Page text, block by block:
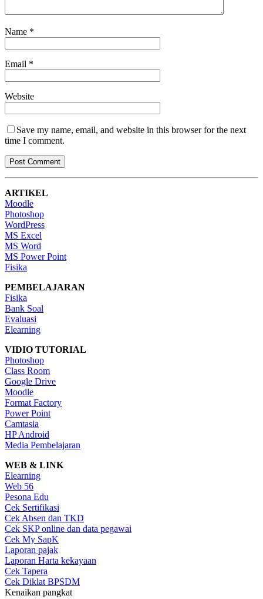
Name *
Email *
Website
Save my name, email, and website in this browser for the next
time I comment.
ARTIKEL
Moodle
Photoshop
WordPress
MS Excel
MS Word
MS Power Point
Fisika
PEMBELAJARAN
Fisika
Bank Soal
Evaluasi
Elearning
VIDIO TUTORIAL
Photoshop
Class Room
Google Drive
Moodle
Format Factory
Power Point
Camtasia
HP Android
Media Pembelajaran
WEB & LINK
Elearning
Web 56
Pesona Edu
Cek Sertifikasi
Cek Absen dan TKD
Cek SKP online dan data pegawai
Cek My SapK
Laporan pajak
Laporan Harta kekayaan
Cek Tapera
Cek Diklat BPSDM
Kenaikan pangkat